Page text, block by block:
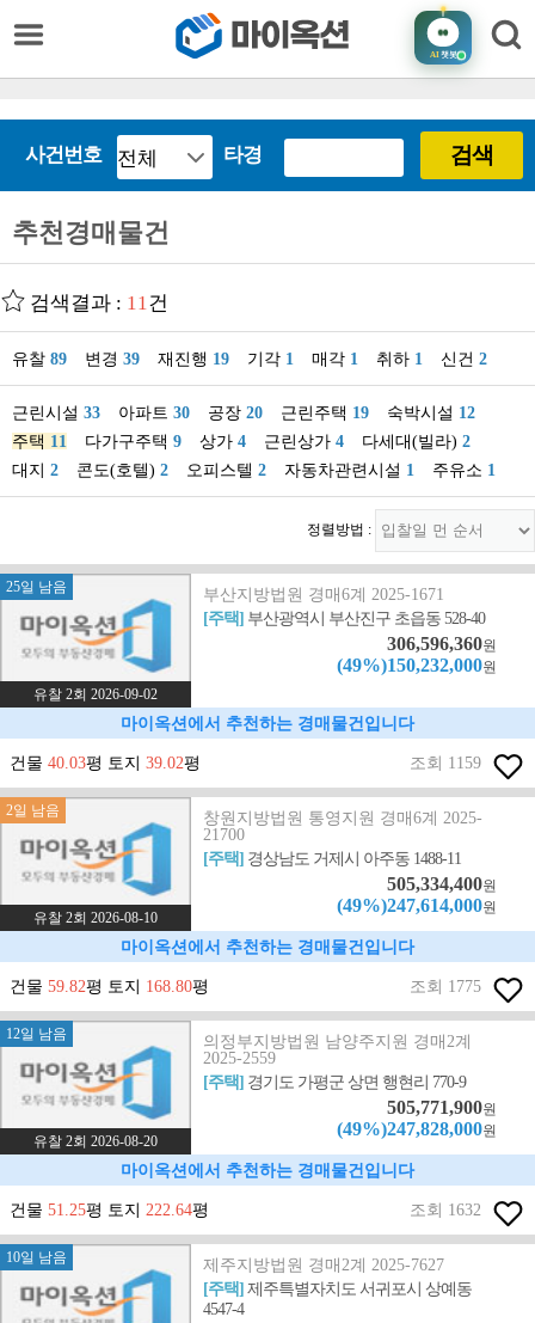
AI챗봇
사건번호 타경 검색
추천경매물건
검색결과 : 11건
유찰 89 변경 39 재진행 19 기각 1 매각 1 취하 1 신건 2
근린시설 33 아파트 30 공장 20 근린주택 19 숙박시설 12
주택 11 다가구주택 9 상가 4 근린상가 4 다세대(빌라) 2
대지 2 콘도(호텔) 2 오피스텔 2 자동차관련시설 1 주유소 1
정렬방법 :
25일 남음
유찰 2회 2026-09-02
부산지방법원 경매6계 2025-1671
[주택] 부산광역시 부산진구 초읍동 528-40
306,596,360원
(49%)150,232,000원
마이옥션에서 추천하는 경매물건입니다
건물 40.03평 토지 39.02평 조회 1159
2일 남음
유찰 2회 2026-08-10
창원지방법원 통영지원 경매6계 2025-
21700
[주택] 경상남도 거제시 아주동 1488-11
505,334,400원
(49%)247,614,000원
마이옥션에서 추천하는 경매물건입니다
건물 59.82평 토지 168.80평 조회 1775
12일 남음
유찰 2회 2026-08-20
의정부지방법원 남양주지원 경매2계
2025-2559
[주택] 경기도 가평군 상면 행현리 770-9
505,771,900원
(49%)247,828,000원
마이옥션에서 추천하는 경매물건입니다
건물 51.25평 토지 222.64평 조회 1632
10일 남음
제주지방법원 경매2계 2025-7627
[주택]제주특별자치도 서귀포시 상예동
4547-4